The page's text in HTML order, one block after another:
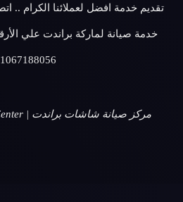
تقديم خدمة افضل لعملائنا الكرام ..
مركز صيانة شاشات براندت | Brandt Maintenance Center